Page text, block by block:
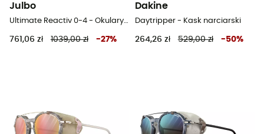
Julbo
Ultimate Reactiv 0-4 - Okulary przeciwsłoneczne
761,06 zł 1039,00 zł -27%
Dakine
Daytripper - Kask narciarski
264,26 zł 529,00 zł -50%